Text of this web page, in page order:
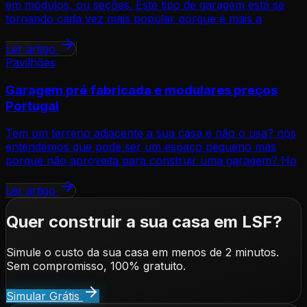
em módulos, ou seções. Este tipo de garagem está se
tornando cada vez mais popular porque é mais a
Ler artigo
Pavilhões
Garagem pré fabricada e modulares preços
Portugal
Tem um terreno adjacente a sua casa e não o usa? nós
entendemos que pode ser um espaço pequeno mas
porque não aproveita para construir uma garagem? Ho
Ler artigo
Quer construir a sua casa em LSF?
Simule o custo da sua casa em menos de 2 minutos.
Sem compromisso, 100% gratuito.
Simular Grátis